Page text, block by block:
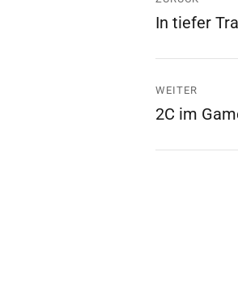
Vorheriger
In tiefer
WEITER
Nächster
2C im